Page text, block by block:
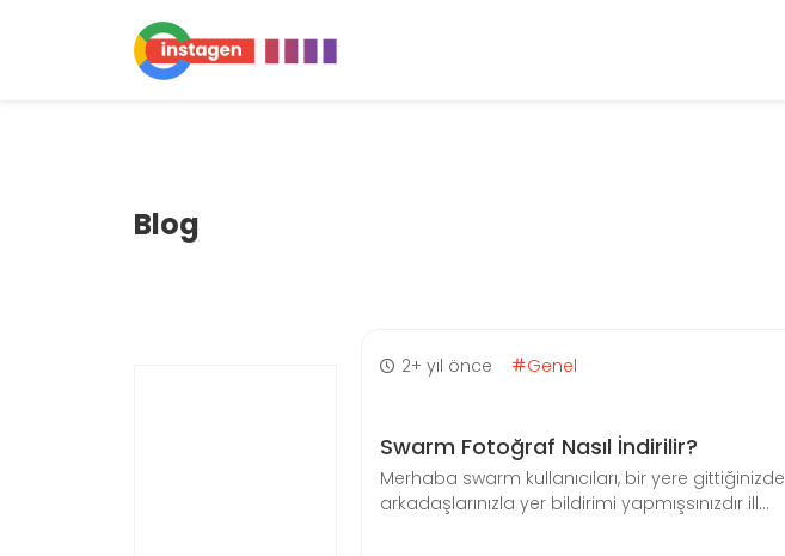
Blog
2+ yıl önce Genel
Swarm Fotoğraf Nasıl İndirilir?
Merhaba swarm kullanıcıları, bir yere gittiğinizde
arkadaşlarınızla yer bildirimi yapmışsınızdır ill...